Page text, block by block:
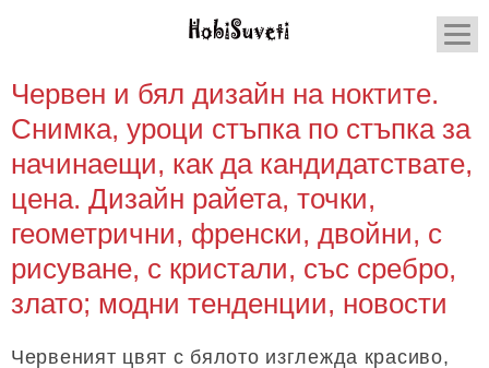
Червен и бял дизайн на ноктите.
Снимка, уроци стъпка по стъпка за
начинаещи, как да кандидатствате,
цена. Дизайн райета, точки,
геометрични, френски, двойни, с
рисуване, с кристали, със сребро,
злато; модни тенденции, новости
Червеният цвят с бялото изглежда красиво,